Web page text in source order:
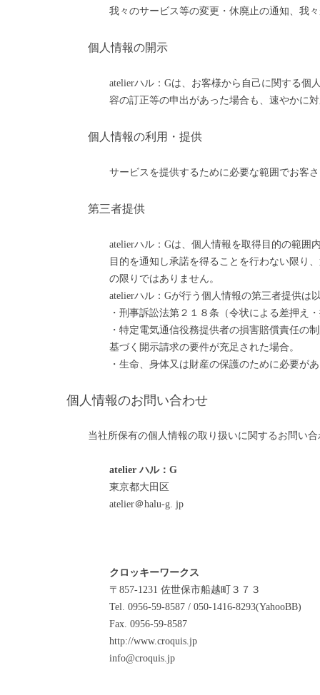
我々のサービス等の変更・休廃止の通知、我
個人情報の開示
atelierハル：Gは、お客様から自己に関する個
容の訂正等の申出があった場合も、速やかに
個人情報の利用・提供
サービスを提供するために必要な範囲でお客
第三者提供
atelierハル：Gは、個人情報を取得目的の範囲
目的を通知し承諾を得ることを行わない限り
の限りではありません。
atelierハル：Gが行う個人情報の第三者提供は
・刑事訴訟法第２１８条（令状による差押え
・特定電気通信役務提供者の損害賠償責任の
基づく開示請求の要件が充足された場合。
・生命、身体又は財産の保護のために必要が
個人情報のお問い合わせ
当社所保有の個人情報の取り扱いに関するお問い
atelier ハル：G
東京都大田区
atelier＠halu-g. jp
クロッキーワークス
〒857-1231 佐世保市船越町３７３
Tel. 0956-59-8587 / 050-1416-8293(YahooBB)
Fax. 0956-59-8587
http://www.croquis.jp
info@croquis.jp